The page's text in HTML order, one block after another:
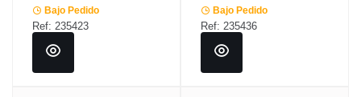
Bajo Pedido
Ref: 235423
Bajo Pedido
Ref: 235436